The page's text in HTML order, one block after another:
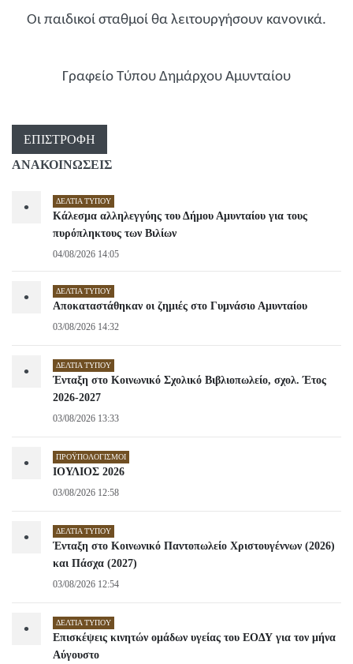
Οι παιδικοί σταθμοί θα λειτουργήσουν κανονικά.
Γραφείο Τύπου Δημάρχου Αμυνταίου
ΕΠΙΣΤΡΟΦΉ
ΑΝΑΚΟΙΝΩΣΕΙΣ
• ΔΕΛΤΊΑ ΤΎΠΟΥ
Κάλεσμα αλληλεγγύης του Δήμου Αμυνταίου για τους
πυρόπληκτους των Βιλίων
04/08/2026 14:05
• ΔΕΛΤΊΑ ΤΎΠΟΥ
Αποκαταστάθηκαν οι ζημιές στο Γυμνάσιο Αμυνταίου
03/08/2026 14:32
• ΔΕΛΤΊΑ ΤΎΠΟΥ
Ένταξη στο Κοινωνικό Σχολικό Βιβλιοπωλείο, σχολ. Έτος
2026-2027
03/08/2026 13:33
• ΠΡΟΫΠΟΛΟΓΙΣΜΟΊ
ΙΟΥΛΙΟΣ 2026
03/08/2026 12:58
• ΔΕΛΤΊΑ ΤΎΠΟΥ
Ένταξη στο Κοινωνικό Παντοπωλείο Χριστουγέννων (2026)
και Πάσχα (2027)
03/08/2026 12:54
• ΔΕΛΤΊΑ ΤΎΠΟΥ
Επισκέψεις κινητών ομάδων υγείας του ΕΟΔΥ για τον μήνα
Αύγουστο